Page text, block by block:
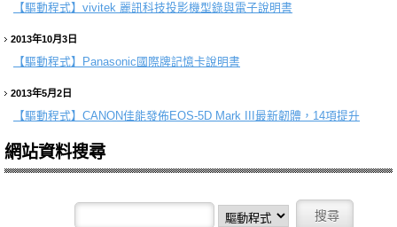
【驅動程式】 vivitek 麗訊科技投影機型錄與電子說明書
2013年10月3日
【驅動程式】 Panasonic國際牌記憶卡說明書
2013年5月2日
【驅動程式】 CANON佳能發佈EOS-5D Mark III最新韌體，14項提升
網站資料搜尋